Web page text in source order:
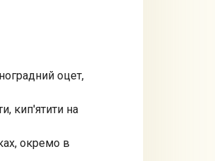
оцет,
кип'ятити на
окремо в